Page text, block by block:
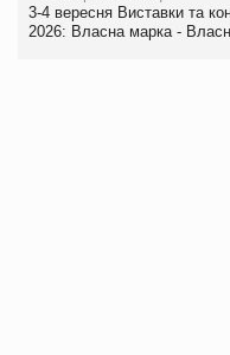
3-4 вересня Виставки та
2026: Власна марка -